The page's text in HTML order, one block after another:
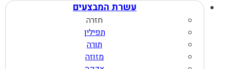
עשרת המבצעים
חזרה
תפילין
תורה
מזוזה